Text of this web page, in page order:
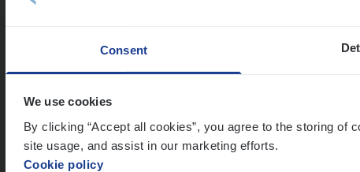
Consent
We use cookies
By clicking “Accept all cookies”, you agree to the storing of
site usage, and assist in our marketing efforts.
Cookie policy
mans — Mechelen
Insurance Operations